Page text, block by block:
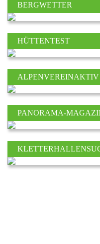
BERGWETTER
HÜTTENTEST
ALPENVEREINAKTIV
PANORAMA-